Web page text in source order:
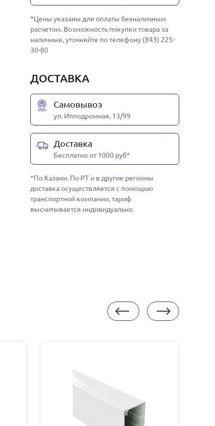
*Цены указаны для оплаты безналичным
расчетом. Возможность покупки товара за
наличные, уточняйте по телефону (843) 225-
30-80
ДОСТАВКА
Самовывоз
ул. Ипподромная, 13/99
Доставка
Бесплатно от 1000 руб*
*По Казани. По РТ и в другие регионы
доставка осуществляется с помощью
транспортной компании, тариф
высчитывается индивидуально